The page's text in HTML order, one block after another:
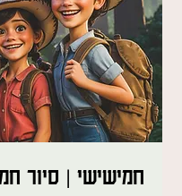
חמישישי | סיור